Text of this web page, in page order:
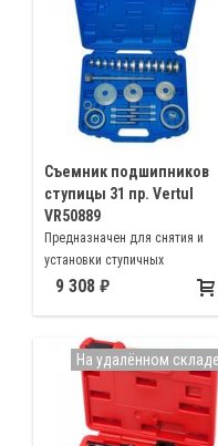
Съемник подшипников
ступицы 31 пр. Vertul
VR50889
Предназначен для снятия и
установки ступичных
подшипников и ступиц колес
Citroen, Renault, Ford, Honda,
Mazda, Mitsubishi, Toyota,
Nissan, Austin Maestro
9 308
На удалённом складе